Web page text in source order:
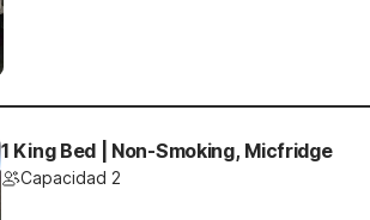
1 King Bed | Non-Smoking, Micfridge
Capacidad 2